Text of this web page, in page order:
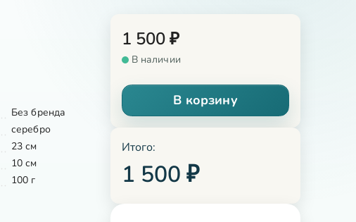
Без бренда
серебро
23 см
10 см
100 г
1 500 ₽
В наличии
В корзину
Итого:
1 500 ₽